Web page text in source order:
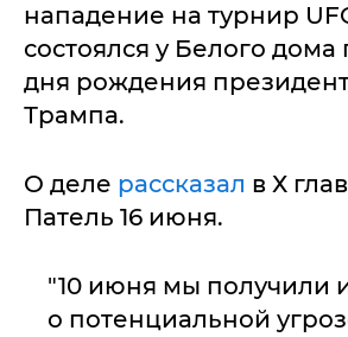
нападение на турнир
состоялся у Белого дома
дня рождения
Трампа.
О деле рассказал в Х
Патель 16 июня.
"10 июня мы получили
о потенциальной